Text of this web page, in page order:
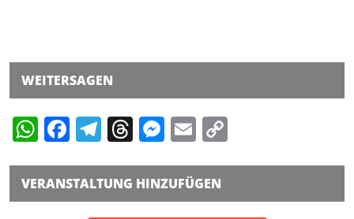
WEITERSAGEN
WhatsApp
Facebook
Telegram
Threads
Messenger
Email
VERANSTALTUNG HINZUFÜGEN